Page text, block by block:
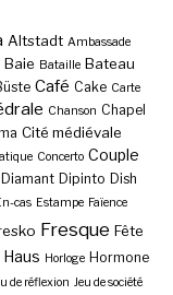
Altstadt Ambassade
Baie Bataille Bateau
Café Cake Carte
Chanson Chapel
Cité médiévale
Concerto Couple
Diamant Dipinto Dish
cas Estampe Faïence
Fresque Fête
Haus Horloge Hormone
de réflexion Jeu de société